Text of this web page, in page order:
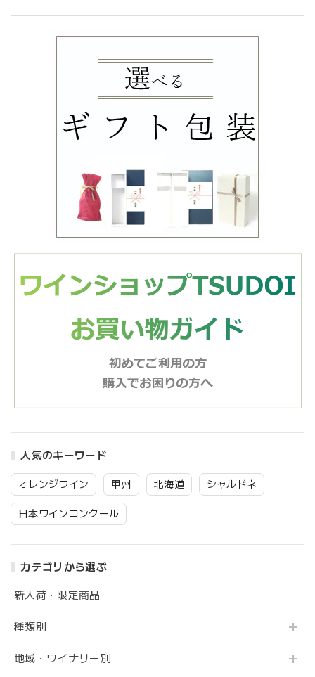
人気のキーワード
オレンジワイン 甲州 北海道 シャルドネ
日本ワインコンクール
カテゴリから選ぶ
新入荷・限定商品
種類別
地域・ワイナリー別